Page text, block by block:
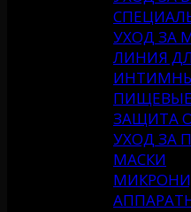
УХОД ЗА
ЛИНИЯ
ЗАЩИТА
УХОД ЗА
МАСКИ